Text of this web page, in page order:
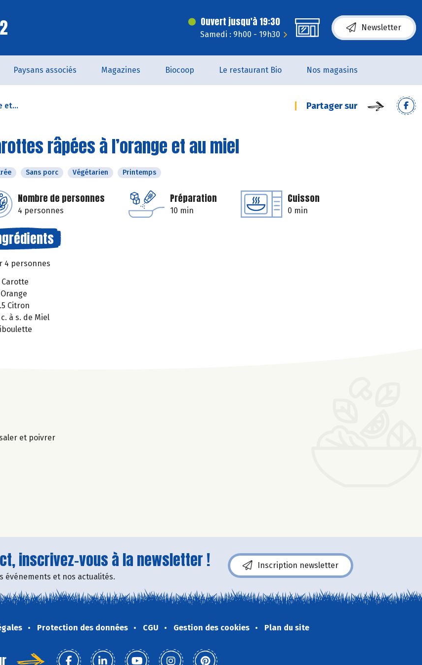
Ouvert jusqu'à 19:30
Samedi : 9h00 - 19h30
Newsletter
Paysans associés Magazines Biocoop Le restaurant Bio Nos magasins
et... Partager sur
râpées à l’orange et au miel
Sans porc Végétarien Printemps
Nombre de personnes
4 personnes
Préparation
10 min
Cuisson
0 min
4 personnes
Carotte
Orange
Citron
à s. de Miel
et poivrer
inscrivez-vous à la newsletter !
événements et nos actualités.
Inscription newsletter
Protection des données CGU Gestion des cookies Plan du site